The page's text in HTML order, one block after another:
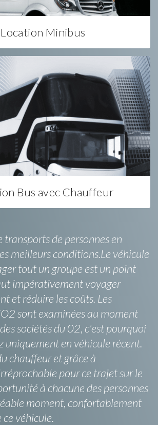
Location Minibus
Bus avec Chauffeur
transports de personnes en
meilleurs conditions.Le véhicule
tout un groupe est un point
impérativement voyager
et réduire les coûts. Les
sont examinées au moment
sociétés du 02, c'est pourquoi
uniquement en véhicule récent.
chauffeur et grâce à
pour ce trajet sur le
à chacune des personnes
moment, confortablement
ce véhicule.